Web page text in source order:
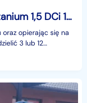
Ford Tourneo Connect II Titanium 1,5 DCi 120KM+Nawi+Kamera Cofania+Fra23%
opierając się na
3 lub 12